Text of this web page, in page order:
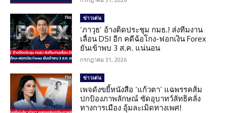
ข่าวเด่น
‘ภาวุธ’ อ้างติดประชุม กมธ.! ส่งทีมงาน
เลื่อน DSI อีก คดีฉ้อโกง-ฟอกเงิน Forex
ยันเข้าพบ 3 ส.ค. แน่นอน
กรกฎาคม 31, 2026
ข่าวเด่น
เพจดังขยี้หนังสือ ‘แก้วตา’ แฉพรรคส้ม
ปกป้องภาพลักษณ์ ซัดอุบาทว์ลัทธิคลั่ง
ทางการเมือง อุ้มละเมิดทางเพศ!